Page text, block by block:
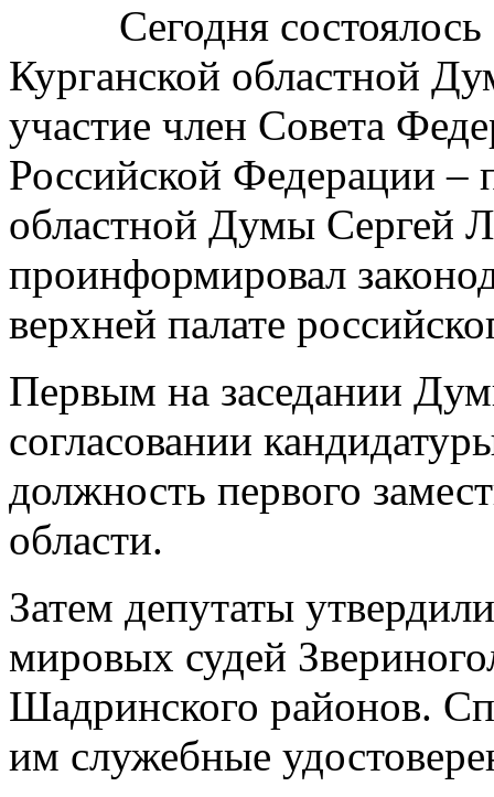
Сегодня состоялось
Курганской областной
участие член Совета
Российской Федерации –
областной Думы Сергей
проинформировал
верхней палате
Первым на заседании
согласовании
должность первого
области.
Затем депутаты
мировых судей
Шадринского районов.
им служебные